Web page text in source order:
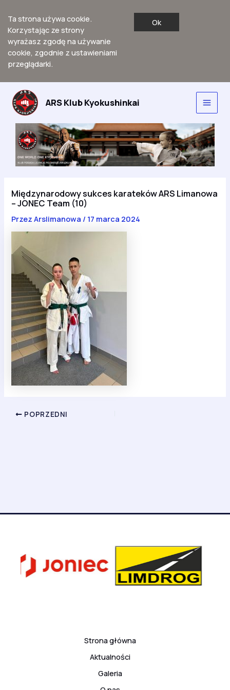
Ta strona używa cookie.
Korzystając ze strony
wyrażasz zgodę na używanie
cookie, zgodnie z ustawieniami
przeglądarki.
Ok
Przejdź
treści
ARS Klub Kyokushinkai
Main
Międzynarodowy sukces karateków ARS Limanowa
– JONEC Team (10)
PrzezArslimanowa / 17 marca 2024
POPRZEDNI
Strona główna
Aktualności
Galeria